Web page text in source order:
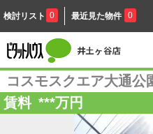
検討リスト 0 最近見た物件 0
コスモスクエア大通公
賃料 ***万円